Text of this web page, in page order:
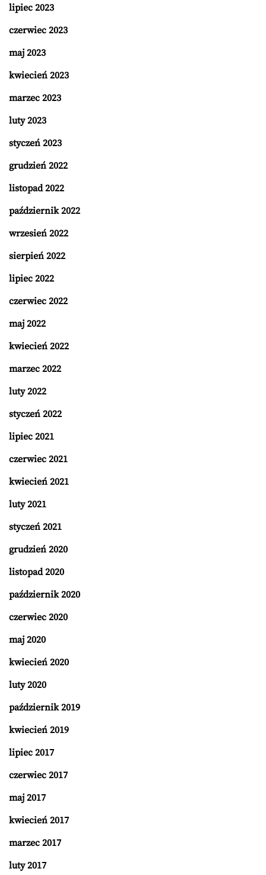
lipiec 2023
czerwiec 2023
maj 2023
kwiecień 2023
marzec 2023
luty 2023
styczeń 2023
grudzień 2022
listopad 2022
październik 2022
wrzesień 2022
sierpień 2022
lipiec 2022
czerwiec 2022
maj 2022
kwiecień 2022
marzec 2022
luty 2022
styczeń 2022
lipiec 2021
czerwiec 2021
kwiecień 2021
luty 2021
styczeń 2021
grudzień 2020
listopad 2020
październik 2020
czerwiec 2020
maj 2020
kwiecień 2020
luty 2020
październik 2019
kwiecień 2019
lipiec 2017
czerwiec 2017
maj 2017
kwiecień 2017
marzec 2017
luty 2017